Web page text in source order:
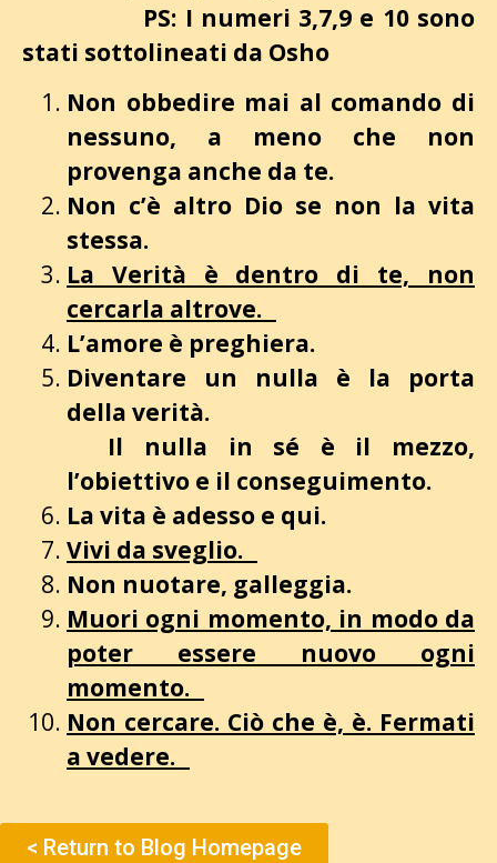
PS: I numeri 3,7,9 e 10 sono
stati sottolineati da Osho
Non obbedire mai al comando di
nessuno, a meno che non
provenga anche da te.
Non c’è altro Dio se non la vita
stessa.
La Verità è dentro di te, non
cercarla altrove.
L’amore è preghiera.
Diventare un nulla è la porta
della verità.
Il nulla in sé è il mezzo,
l’obiettivo e il conseguimento.
La vita è adesso e qui.
Vivi da sveglio.
Non nuotare, galleggia.
Muori ogni momento, in modo da
poter essere nuovo ogni
momento.
Non cercare. Ciò che è, è. Fermati
a vedere.
< Return to Blog Homepage